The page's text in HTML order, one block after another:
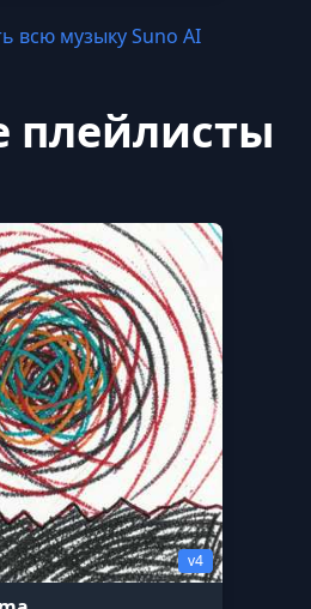
всю музыку Suno AI
плейлисты
v4